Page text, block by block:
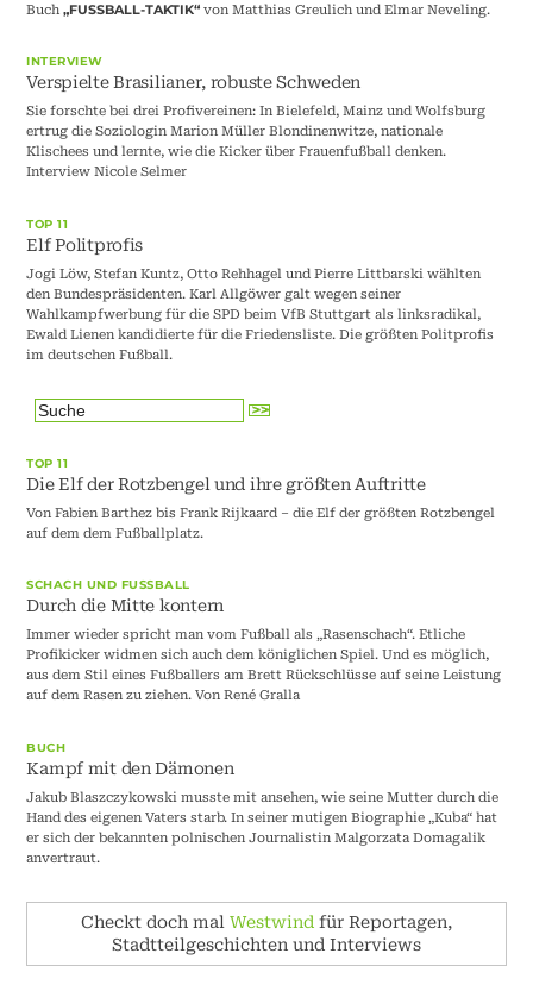
Buch„FUSSBALL-TAKTIK“ von Matthias Greulich und Elmar Neveling.
INTERVIEW
Verspielte Brasilianer, robuste Schweden
Sie forschte bei drei Profivereinen: In Bielefeld, Mainz und Wolfsburg
ertrug die Soziologin Marion Müller Blondinenwitze, nationale
Klischees und lernte, wie die Kicker über Frauenfußball denken.
Interview Nicole Selmer
TOP 11
Elf Politprofis
Jogi Löw, Stefan Kuntz, Otto Rehhagel und Pierre Littbarski wählten
den Bundespräsidenten. Karl Allgöwer galt wegen seiner
Wahlkampfwerbung für die SPD beim VfB Stuttgart als linksradikal,
Ewald Lienen kandidierte für die Friedensliste. Die größten Politprofis
im deutschen Fußball.
TOP 11
Die Elf der Rotzbengel und ihre größten Auftritte
Von Fabien Barthez bis Frank Rijkaard – die Elf der größten Rotzbengel
auf dem dem Fußballplatz.
SCHACH UND FUSSBALL
Durch die Mitte kontern
Immer wieder spricht man vom Fußball als „Rasenschach“. Etliche
Profikicker widmen sich auch dem königlichen Spiel. Und es möglich,
aus dem Stil eines Fußballers am Brett Rückschlüsse auf seine Leistung
auf dem Rasen zu ziehen. Von René Gralla
BUCH
Kampf mit den Dämonen
Jakub Blaszczykowski musste mit ansehen, wie seine Mutter durch die
Hand des eigenen Vaters starb. In seiner mutigen Biographie „Kuba“ hat
er sich der bekannten polnischen Journalistin Malgorzata Domagalik
anvertraut.
Checkt doch mal Westwind für Reportagen,
Stadtteilgeschichten und Interviews